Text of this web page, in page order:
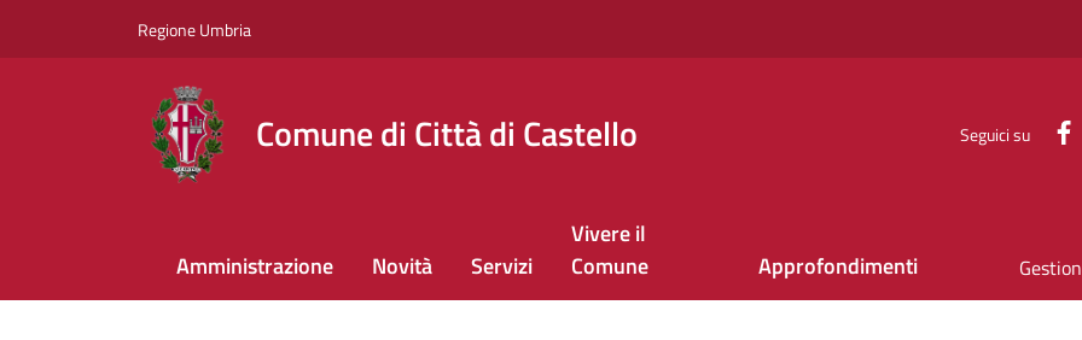
Regione Umbria
Comune di Città di Castello Seguici su
Amministrazione Novità Servizi
Vivere il
Comune
Approfondimenti